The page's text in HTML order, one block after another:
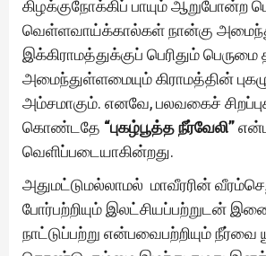
கிழக்குநோக்கிப் பாயும் ஆறுபோன்ற
வெள்ளவாய்க்கால்கள் நான்கு
இக்கிராமத்துக்குப் பெரிதும்
அமைந்துள்ளமையும் கிராமத்தின்
அம்சமாகும். எனவே, பலவகைச்
கொண்டதே “புகழ்பூத்த நீர்வேலி”
வெளிப்படையாகின்றது.
அதுமட்டுமல்லாமல் மாவீரரின்
போர்பற்றியும் இலட்சியப்பற்றுடன்
நாட்டுப்பற்று என்பவைபற்றியும் நீர்வை